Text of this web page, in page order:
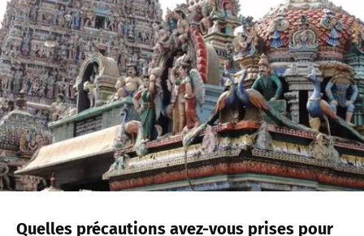
Quelles précautions avez-vous prises pour